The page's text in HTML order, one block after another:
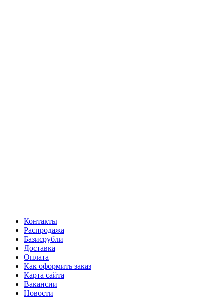
Контакты
Распродажа
Базисрубли
Доставка
Оплата
Как оформить заказ
Карта сайта
Вакансии
Новости